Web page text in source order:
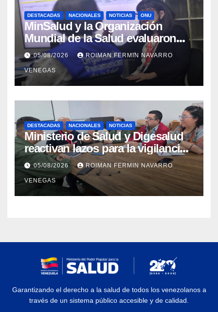
DESTACADAS NACIONALES NOTICIAS ONU
MinSalud y la Organización
Mundial de la Salud evaluaron
propuesta técnica integral en
materia de agua saneamiento e
higiene ante contingencia
sísmica
05/08/2026 ROIMAN FERMIN NAVARRO
VENEGAS
DESTACADAS NACIONALES NOTICIAS
Ministerio de Salud y Digesalud
reactivan lazos para la vigilancia
epidemiológica y el control de
enfermedades
05/08/2026 ROIMAN FERMIN NAVARRO
VENEGAS
Garantizando el derecho a la salud de todos los venezolanos a
través de un sistema público accesible y de calidad.